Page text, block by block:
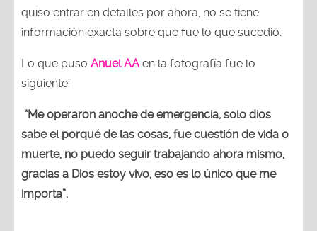
quiso entrar en detalles por ahora, no se tiene
información exacta sobre que fue lo que sucedió.
Lo que puso Anuel AA en la fotografía fue lo
siguiente:
“Me operaron anoche de emergencia, solo dios
sabe el porqué de las cosas, fue cuestión de vida o
muerte, no puedo seguir trabajando ahora mismo,
gracias a Dios estoy vivo, eso es lo único que me
importa”.